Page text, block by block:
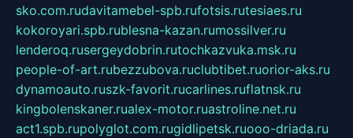
sko.com.rudavitamebel-spb.rufotsis.rutesiaes.ru
kokoroyari.spb.rublesna-kazan.rumossilver.ru
lenderoq.rusergeydobrin.rutochkazvuka.msk.ru
people-of-art.rubezzubova.ruclubtibet.ruorior-aks.ru
dynamoauto.ruszk-favorit.rucarlines.ruflatnsk.ru
kingbolenskaner.rualex-motor.ruastroline.net.ru
act1.spb.rupolyglot.com.rugidlipetsk.ruooo-driada.ru